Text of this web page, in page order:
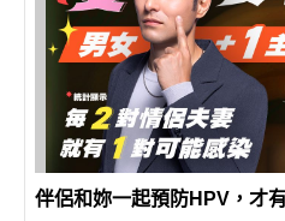
伴侶和妳一起預防HPV，才